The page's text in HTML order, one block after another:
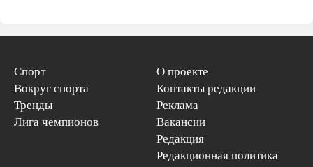
Спорт
Вокруг спорта
Тренды
Лига чемпионов
О проекте
Контакты редакции
Реклама
Вакансии
Редакция
Редакционная политика